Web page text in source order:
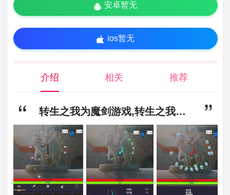
安卓暂无
ios暂无
介绍 相关 推荐
转生之我为魔剑游戏,转生之我为魔剑官方正版（暂未上线）